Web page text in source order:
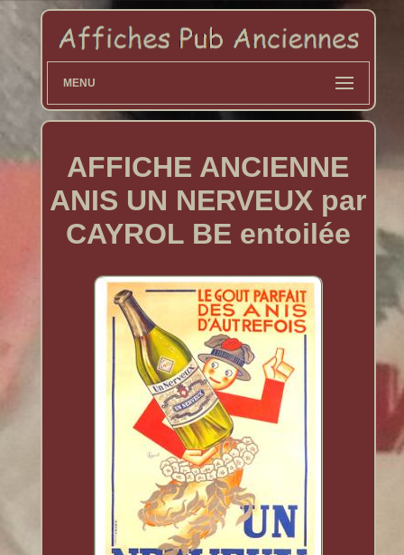
MENU
AFFICHE ANCIENNE
ANIS UN NERVEUX par
CAYROL BE entoilée